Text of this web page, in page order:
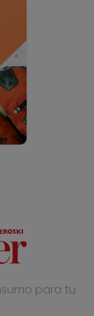
para tu